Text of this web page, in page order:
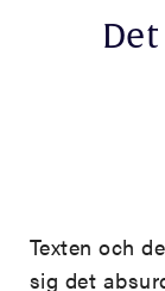
Texten och
sig det